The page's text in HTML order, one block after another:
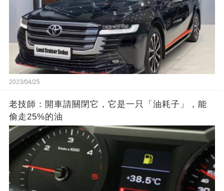
2023/04/25
老技師：開車請關閉它，它是一只「油耗子」，能
偷走25%的油